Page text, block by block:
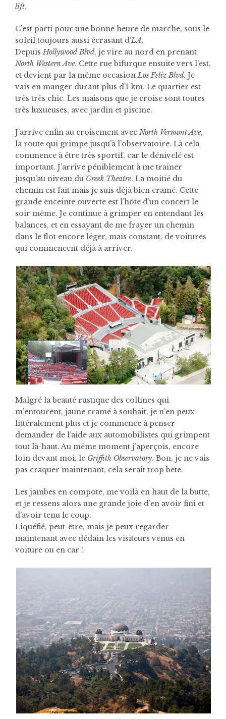
lift.
C’est parti pour une bonne heure de marche, sous le
soleil toujours aussi écrasant d’LA.
DepuisHollywood Blvd, je vire au nord en prenant
North Western Ave. Cette rue bifurque ensuite vers l’est,
et devient par la même occasionLos Feliz Blvd. Je
vais en manger durant plus d’1 km. Le quartier est
très très chic. Les maisons que je croise sont toutes
très luxueuses, avec jardin et piscine.
J’arrive enfin au croisement avec North Vermont Ave,
la route qui grimpe jusqu’à l’observatoire. Là cela
commence à être très sportif, car le dénivelé est
important. J’arrive péniblement à me trainer
jusqu’au niveau du Greek Theatre. La moitié du
chemin est fait mais je suis déjà bien cramé. Cette
grande enceinte ouverte est l’hôte d’un concert le
soir même. Je continue à grimper en entendant les
balances, et en essayant de me frayer un chemin
dans le flot encore léger, mais constant, de voitures
qui commencent déjà à arriver.
Malgré la beauté rustique des collines qui
m’entourent, jaune cramé à souhait, je n’en peux
littéralement plus et je commence à penser
demander de l’aide aux automobilistes qui grimpent
tout là-haut. Au même moment j’aperçois, encore
loin devant moi, le Griffith Observatory. Bon, je ne vais
pas craquer maintenant, cela serait trop bête.
Les jambes en compote, me voilà en haut de la butte,
et je ressens alors une grande joie d’en avoir fini et
d’avoir tenu le coup.
Liquéfié, peut-être, mais je peux regarder
maintenant avec dédain les visiteurs venus en
voiture ou en car !